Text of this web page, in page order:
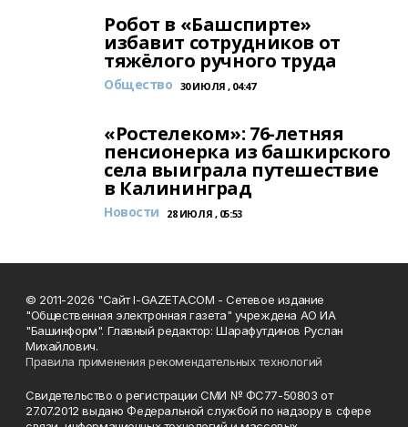
Робот в «Башспирте»
избавит сотрудников от
тяжёлого ручного труда
Общество 30 ИЮЛЯ , 04:47
«Ростелеком»: 76-летняя
пенсионерка из башкирского
села выиграла путешествие
в Калининград
Новости 28 ИЮЛЯ , 05:53
© 2011-2026 "Сайт I-GAZETA.COM - Сетевое издание
"Общественная электронная газета" учреждена АО ИА
"Башинформ". Главный редактор: Шарафутдинов Руслан
Михайлович.
Правила применения рекомендательных технологий
Свидетельство о регистрации СМИ № ФС77-50803 от
27.07.2012 выдано Федеральной службой по надзору в сфере